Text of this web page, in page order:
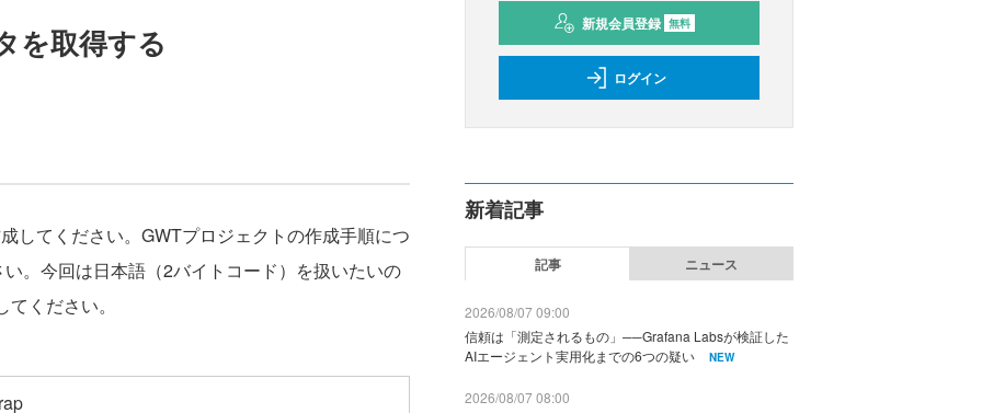
を取得する
てください。GWTプロジェクトの作成手順につ
。今回は日本語（2バイトコード）を扱いたいの
ください。
新規会員登録 無料
ログイン
新着記事
記事 ニュース
2026/08/07 09:00
信頼は「測定されるもの」──Grafana Labsが検証した
AIエージェント実用化までの6つの疑い
NEW
2026/08/07 08:00